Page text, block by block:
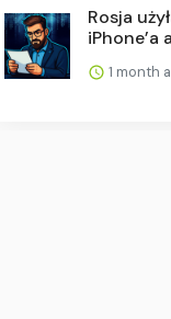
Rosja
iPhone’a
1 month